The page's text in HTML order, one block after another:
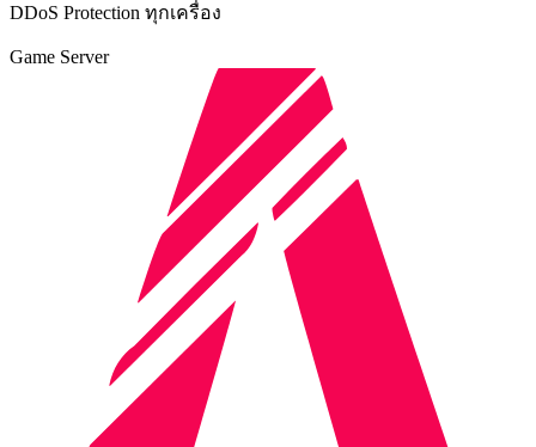
DDoS Protection ทุกเครื่อง
Game Server